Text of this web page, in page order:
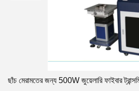
ছাঁচ মেরামতের জন্য 500W জুয়েলারি ফাইবার